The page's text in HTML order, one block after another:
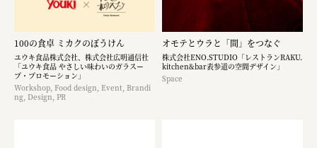
100の食卓 ミカクのぼうけん
ユウキ食品株式会社、株式会社広明通信社
「ユウキ食品 やさしい味わいのガラスー
プ・プロモーション」
Workshop, Food design, Event, Brandi
ng, Design, PR
オモテとウラと「間」をつなぐ
株式会社ENO.STUDIO「レストランRAKU.
kitchen&bar表参道の空間デザイン」
Space